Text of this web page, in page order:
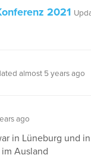
2021
almost 5 years ago
ago
in Lüneburg und
Ausland